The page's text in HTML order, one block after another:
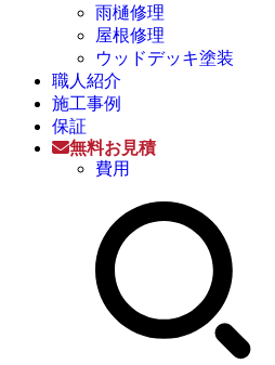
雨樋修理
屋根修理
ウッドデッキ塗装
職人紹介
施工事例
保証
無料お見積
費用